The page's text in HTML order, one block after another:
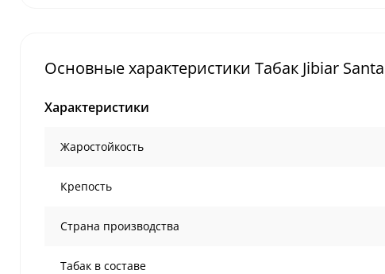
Основные характеристики Табак Jibiar
Характеристики
Жаростойкость
Крепость
Страна производства
Табак в составе